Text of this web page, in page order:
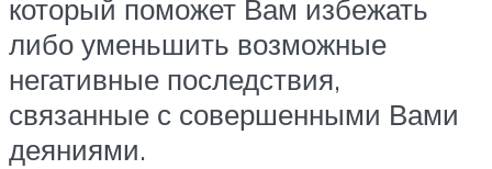
который поможет Вам избежать
либо уменьшить возможные
негативные последствия,
связанные с совершенными Вами
деяниями.